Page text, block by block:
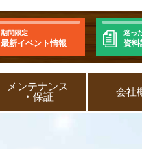
期間限定
最新イベント情報
迷っ
資料
メンテナンス
・保証
会社